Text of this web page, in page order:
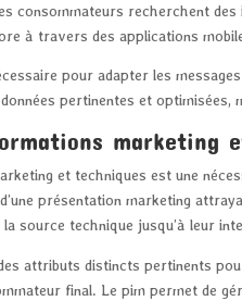
consommateurs recherchent
à travers des applications
pour adapter les
pertinentes et
marketing
et techniques est une
présentation marketing
source technique jusqu’à leur
attributs distincts pertinents
final. Le pim permet de